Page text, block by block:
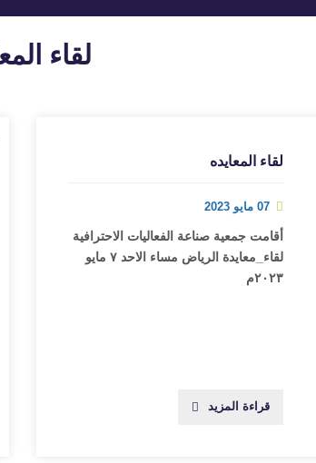
لقاء
لقاء المعايده
07 مايو 2023
أقامت جمعية صناعة الفعاليات الاحترافية‬
‏لقاء_معايدة‬ الرياض مساء الاحد ٧ مايو
٢٠٢٣م
قراءة المزيد